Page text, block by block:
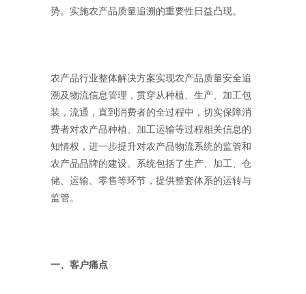
势。实施农产品质量追溯的重要性日益凸现。
农产品行业整体解决方案实现农产品质量安全追
溯及物流信息管理，贯穿从种植、生产、加工包
装，流通，直到消费者的全过程中，切实保障消
费者对农产品种植、加工运输等过程相关信息的
知情权，进一步提升对农产品物流系统的监管和
农产品品牌的建设。系统包括了生产、加工、仓
储、运输、零售等环节，提供整套体系的运转与
监管。
一、客户痛点